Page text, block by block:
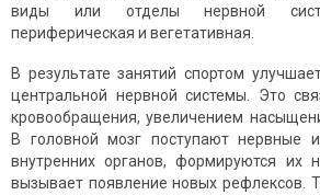
виды или отделы нервной
периферическая и вегетативная.
В результате занятий спортом
центральной нервной системы. Это
кровообращения, увеличением
В головной мозг поступают
внутренних органов, формируются их
вызывает появление новых рефлексов.